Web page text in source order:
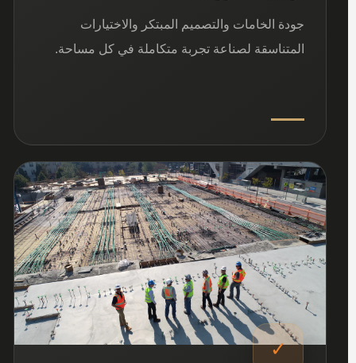
جودة الخامات والتصميم المبتكر والاختيارات
المتناسقة لصناعة تجربة متكاملة في كل مساحة.
03
✓